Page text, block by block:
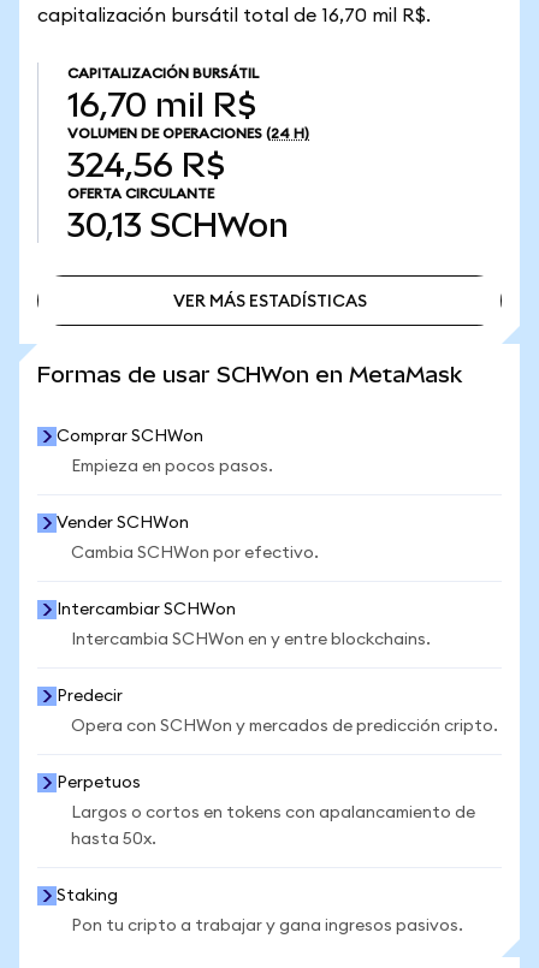
capitalización bursátil total de 16,70 mil R$.
CAPITALIZACIÓN BURSÁTIL
16,70 mil R$
VOLUMEN DE OPERACIONES (24 H)
324,56 R$
OFERTA CIRCULANTE
30,13 SCHWon
VER MÁS ESTADÍSTICAS
Formas de usar SCHWon en MetaMask
Comprar SCHWon
Empieza en pocos pasos.
Vender SCHWon
Cambia SCHWon por efectivo.
Intercambiar SCHWon
Intercambia SCHWon en y entre blockchains.
Predecir
Opera con SCHWon y mercados de predicción cripto.
Perpetuos
Largos o cortos en tokens con apalancamiento de
hasta 50x.
Staking
Pon tu cripto a trabajar y gana ingresos pasivos.